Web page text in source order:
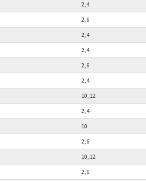
2, 4
2, 6
2, 4
2, 4
2, 6
2, 4
10, 12
2, 4
10
2, 6
10, 12
2, 6